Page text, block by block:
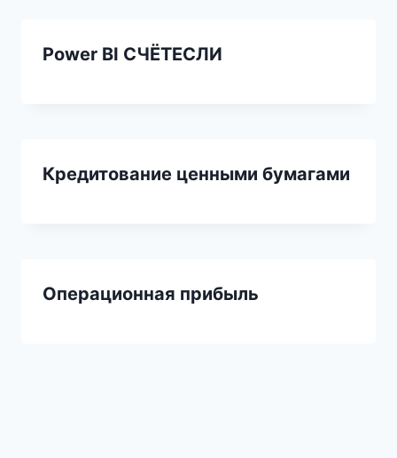
Power BI СЧЁТЕСЛИ
Кредитование ценными бумагами
Операционная прибыль